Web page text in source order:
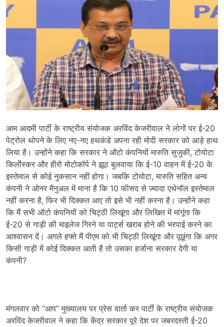
आम आदमी पार्टी के राष्ट्रीय संयोजक अरविंद केजरीवाल ने लोगों पर ई-20
पेट्रोल थोपने के लिए नए-नए हथकंडे अपना रही मोदी सरकार को आड़े हाथ
लिया है। उन्होंने कहा कि सरकार ने ऑटो कंपनियों मारुति सुजुकी, टोयोटा
किर्लाेस्कर और हीरो मोटोकॉर्प ने झूठ बुलवाया कि ई-10 वाहन में ई-20 के
इस्तेमाल से कोई नुकसान नहीं होगा। जबकि टोयोटा, मारुति सहित अन्य
कंपनी ने ओनर मैनुअल में माना है कि 10 फीसद से ज्यादा एथेनॉल इस्तेमाल
नहीं करना है, फिर भी दिक्कत आए तो इसे भी नहीं करना है। उन्होंने कहा
कि मैं सभी ऑटो कंपनियों को चिट्ठी लिखूंगा और लिखित में मांगूंगा कि
ई-20 से गाड़ी की माइलेज गिरने या पार्ट्स खराब होने की भरपाई करने का
आश्वासन दें। अगले हफ्ते मैं पीएम को भी चिट्ठी लिखूंगा और पूछूंगा कि अगर
किसी गाड़ी में कोई दिक्कत आती है तो उसका हर्जाना सरकार देगी या
कंपनी?
मंगलवार को “आप” मुख्यालय पर प्रेस वार्ता कर पार्टी के राष्ट्रीय संयोजक
अरविंद केजरीवाल ने कहा कि केंद्र सरकार पूरे देश पर जबरदस्ती ई-20